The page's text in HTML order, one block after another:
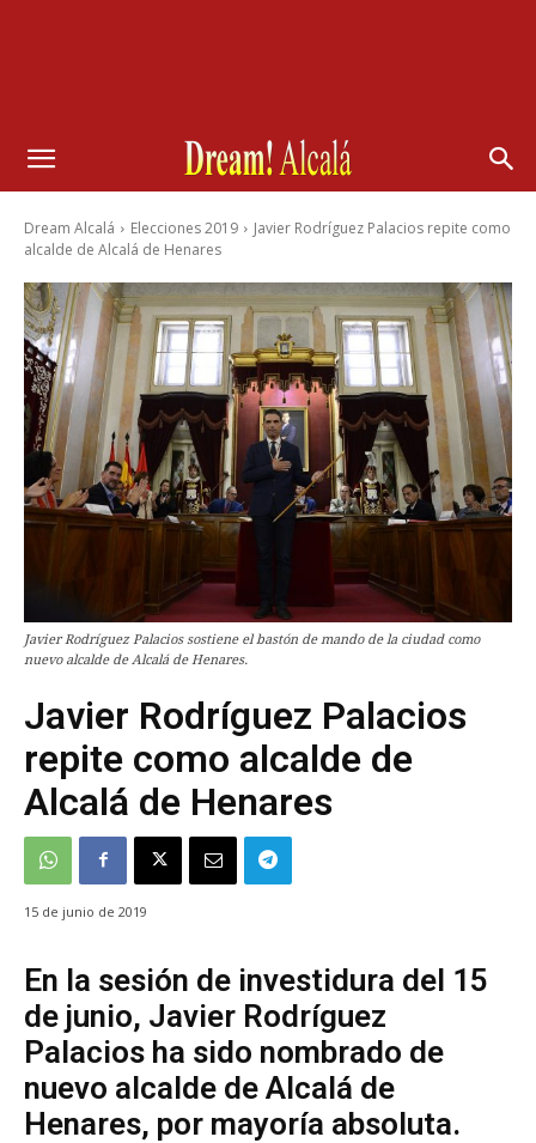
Dream Alcalá Elecciones 2019
Javier Rodríguez Palacios repite como
alcalde de Alcalá de Henares
Javier Rodríguez Palacios sostiene el bastón de mando de la ciudad como
nuevo alcalde de Alcalá de Henares.
Javier Rodríguez Palacios
repite como alcalde de
Alcalá de Henares
15 de junio de 2019
En la sesión de investidura del 15
de junio, Javier Rodríguez
Palacios ha sido nombrado de
nuevo alcalde de Alcalá de
Henares, por mayoría absoluta.